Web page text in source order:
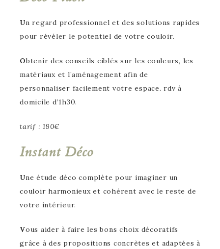
Un regard professionnel et des solutions rapides
pour révéler le potentiel de votre couloir.
Obtenir des conseils ciblés sur les couleurs, les
matériaux et l’aménagement afin de
personnaliser facilement votre espace. rdv à
domicile d’1h30.
tarif : 190€
Instant Déco
Une étude déco complète pour imaginer un
couloir harmonieux et cohérent avec le reste de
votre intérieur.
Vous aider à faire les bons choix décoratifs
grâce à des propositions concrètes et adaptées à